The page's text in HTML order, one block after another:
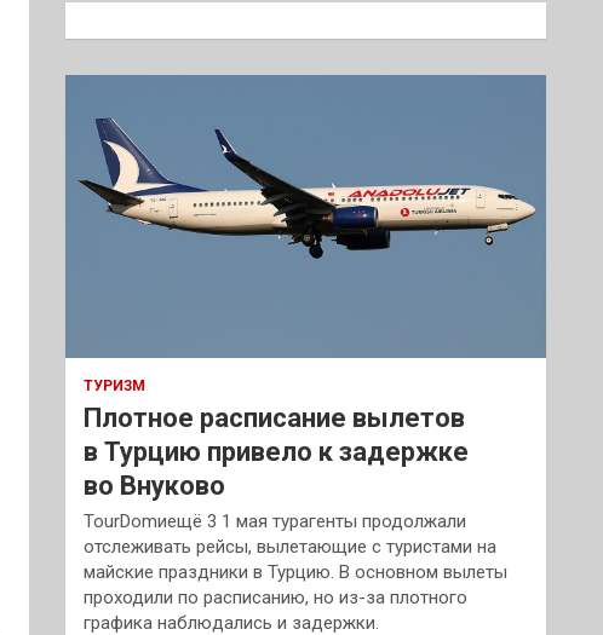
к
ТУРИЗМ
Плотное расписание вылетов
в Турцию привело к задержке
во Внуково
TourDomиещё 3 1 мая турагенты продолжали
отслеживать рейсы, вылетающие с туристами на
майские праздники в Турцию. В основном вылеты
проходили по расписанию, но из-за плотного
графика наблюдались и задержки.